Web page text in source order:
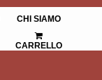
CHI SIAMO
CARRELLO